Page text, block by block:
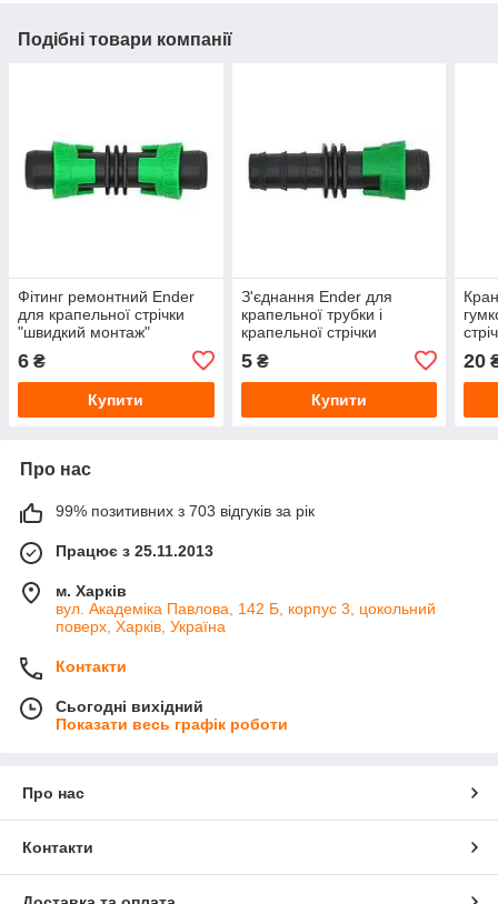
Подібні товари компанії
Фітинг ремонтний Ender
для крапельної стрічки
"швидкий монтаж"
6 ₴
Купити
З'єднання Ender для
крапельної трубки і
крапельної стрічки
5₴
Купити
20
Про нас
99% позитивних з 703 відгуків за рік
Працює з 25.11.2013
м. Харків
вул. Академіка Павлова, 142 Б, корпус 3, цокольний
поверх, Харків, Україна
Контакти
Сьогодні вихідний
Показати весь графік роботи
Про нас
Контакти